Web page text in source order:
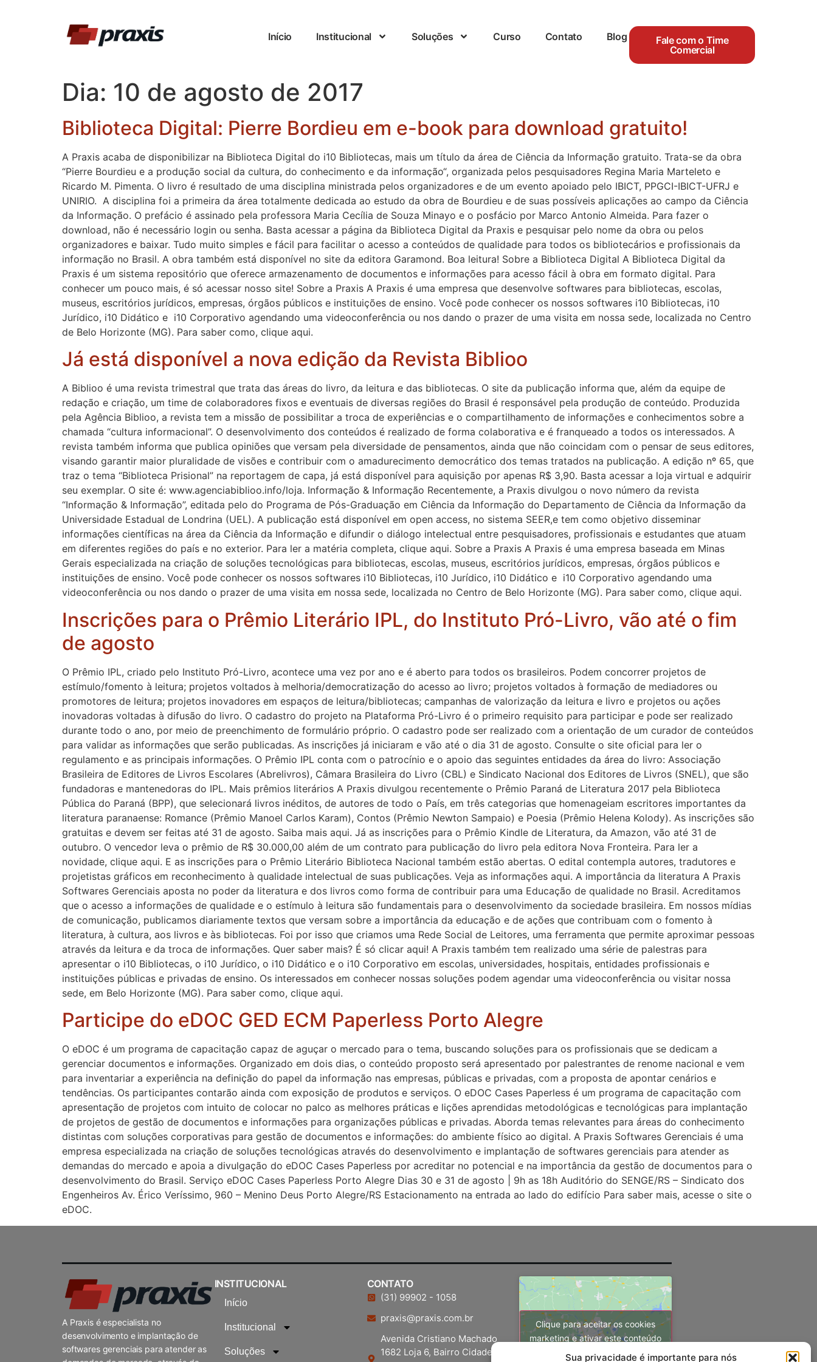
Sua privacidade é importante para nós
Início Institucional Soluções Curso Contato Blog
Fale com o Time
Comercial
Dia: 10 de agosto de 2017
Biblioteca Digital: Pierre Bordieu em e-book para download gratuito!
A Praxis acaba de disponibilizar na Biblioteca Digital do i10 Bibliotecas, mais um título da área de Ciência da Informação gratuito. Trata-se da obra
“Pierre Bourdieu e a produção social da cultura, do conhecimento e da informação“, organizada pelos pesquisadores Regina Maria Marteleto e
Ricardo M. Pimenta. O livro é resultado de uma disciplina ministrada pelos organizadores e de um evento apoiado pelo IBICT, PPGCI-IBICT-UFRJ e
UNIRIO. A disciplina foi a primeira da área totalmente dedicada ao estudo da obra de Bourdieu e de suas possíveis aplicações ao campo da Ciência
da Informação. O prefácio é assinado pela professora Maria Cecília de Souza Minayo e o posfácio por Marco Antonio Almeida. Para fazer o
download, não é necessário login ou senha. Basta acessar a página da Biblioteca Digital da Praxis e pesquisar pelo nome da obra ou pelos
organizadores e baixar. Tudo muito simples e fácil para facilitar o acesso a conteúdos de qualidade para todos os bibliotecários e profissionais da
informação no Brasil. A obra também está disponível no site da editora Garamond. Boa leitura! Sobre a Biblioteca Digital A Biblioteca Digital da
Praxis é um sistema repositório que oferece armazenamento de documentos e informações para acesso fácil à obra em formato digital. Para
conhecer um pouco mais, é só acessar nosso site! Sobre a Praxis A Praxis é uma empresa que desenvolve softwares para bibliotecas, escolas,
museus, escritórios jurídicos, empresas, órgãos públicos e instituições de ensino. Você pode conhecer os nossos softwares i10 Bibliotecas, i10
Jurídico, i10 Didático e i10 Corporativo agendando uma videoconferência ou nos dando o prazer de uma visita em nossa sede, localizada no Centro
de Belo Horizonte (MG). Para saber como, clique aqui.
Já está disponível a nova edição da Revista Biblioo
A Biblioo é uma revista trimestral que trata das áreas do livro, da leitura e das bibliotecas. O site da publicação informa que, além da equipe de
redação e criação, um time de colaboradores fixos e eventuais de diversas regiões do Brasil é responsável pela produção de conteúdo. Produzida
pela Agência Biblioo, a revista tem a missão de possibilitar a troca de experiências e o compartilhamento de informações e conhecimentos sobre a
chamada “cultura informacional”. O desenvolvimento dos conteúdos é realizado de forma colaborativa e é franqueado a todos os interessados. A
revista também informa que publica opiniões que versam pela diversidade de pensamentos, ainda que não coincidam com o pensar de seus editores,
visando garantir maior pluralidade de visões e contribuir com o amadurecimento democrático dos temas tratados na publicação. A edição nº 65, que
traz o tema “Biblioteca Prisional” na reportagem de capa, já está disponível para aquisição por apenas R$ 3,90. Basta acessar a loja virtual e adquirir
seu exemplar. O site é: www.agenciabiblioo.info/loja. Informação & Informação Recentemente, a Praxis divulgou o novo número da revista
“Informação & Informação”, editada pelo do Programa de Pós-Graduação em Ciência da Informação do Departamento de Ciência da Informação da
Universidade Estadual de Londrina (UEL). A publicação está disponível em open access, no sistema SEER,e tem como objetivo disseminar
informações científicas na área da Ciência da Informação e difundir o diálogo intelectual entre pesquisadores, profissionais e estudantes que atuam
em diferentes regiões do país e no exterior. Para ler a matéria completa, clique aqui. Sobre a Praxis A Praxis é uma empresa baseada em Minas
Gerais especializada na criação de soluções tecnológicas para bibliotecas, escolas, museus, escritórios jurídicos, empresas, órgãos públicos e
instituições de ensino. Você pode conhecer os nossos softwares i10 Bibliotecas, i10 Jurídico, i10 Didático e i10 Corporativo agendando uma
videoconferência ou nos dando o prazer de uma visita em nossa sede, localizada no Centro de Belo Horizonte (MG). Para saber como, clique aqui.
Inscrições para o Prêmio Literário IPL, do Instituto Pró-Livro, vão até o fim
de agosto
O Prêmio IPL, criado pelo Instituto Pró-Livro, acontece uma vez por ano e é aberto para todos os brasileiros. Podem concorrer projetos de
estímulo/fomento à leitura; projetos voltados à melhoria/democratização do acesso ao livro; projetos voltados à formação de mediadores ou
promotores de leitura; projetos inovadores em espaços de leitura/bibliotecas; campanhas de valorização da leitura e livro e projetos ou ações
inovadoras voltadas à difusão do livro. O cadastro do projeto na Plataforma Pró-Livro é o primeiro requisito para participar e pode ser realizado
durante todo o ano, por meio de preenchimento de formulário próprio. O cadastro pode ser realizado com a orientação de um curador de conteúdos
para validar as informações que serão publicadas. As inscrições já iniciaram e vão até o dia 31 de agosto. Consulte o site oficial para ler o
regulamento e as principais informações. O Prêmio IPL conta com o patrocínio e o apoio das seguintes entidades da área do livro: Associação
Brasileira de Editores de Livros Escolares (Abrelivros), Câmara Brasileira do Livro (CBL) e Sindicato Nacional dos Editores de Livros (SNEL), que são
fundadoras e mantenedoras do IPL. Mais prêmios literários A Praxis divulgou recentemente o Prêmio Paraná de Literatura 2017 pela Biblioteca
Pública do Paraná (BPP), que selecionará livros inéditos, de autores de todo o País, em três categorias que homenageiam escritores importantes da
literatura paranaense: Romance (Prêmio Manoel Carlos Karam), Contos (Prêmio Newton Sampaio) e Poesia (Prêmio Helena Kolody). As inscrições são
gratuitas e devem ser feitas até 31 de agosto. Saiba mais aqui. Já as inscrições para o Prêmio Kindle de Literatura, da Amazon, vão até 31 de
outubro. O vencedor leva o prêmio de R$ 30.000,00 além de um contrato para publicação do livro pela editora Nova Fronteira. Para ler a
novidade, clique aqui. E as inscrições para o Prêmio Literário Biblioteca Nacional também estão abertas. O edital contempla autores, tradutores e
projetistas gráficos em reconhecimento à qualidade intelectual de suas publicações. Veja as informações aqui. A importância da literatura A Praxis
Softwares Gerenciais aposta no poder da literatura e dos livros como forma de contribuir para uma Educação de qualidade no Brasil. Acreditamos
que o acesso a informações de qualidade e o estímulo à leitura são fundamentais para o desenvolvimento da sociedade brasileira. Em nossos mídias
de comunicação, publicamos diariamente textos que versam sobre a importância da educação e de ações que contribuam com o fomento à
literatura, à cultura, aos livros e às bibliotecas. Foi por isso que criamos uma Rede Social de Leitores, uma ferramenta que permite aproximar pessoas
através da leitura e da troca de informações. Quer saber mais? É só clicar aqui! A Praxis também tem realizado uma série de palestras para
apresentar o i10 Bibliotecas, o i10 Jurídico, o i10 Didático e o i10 Corporativo em escolas, universidades, hospitais, entidades profissionais e
instituições públicas e privadas de ensino. Os interessados em conhecer nossas soluções podem agendar uma videoconferência ou visitar nossa
sede, em Belo Horizonte (MG). Para saber como, clique aqui.
Participe do eDOC GED ECM Paperless Porto Alegre
O eDOC é um programa de capacitação capaz de aguçar o mercado para o tema, buscando soluções para os profissionais que se dedicam a
gerenciar documentos e informações. Organizado em dois dias, o conteúdo proposto será apresentado por palestrantes de renome nacional e vem
para inventariar a experiência na definição do papel da informação nas empresas, públicas e privadas, com a proposta de apontar cenários e
tendências. Os participantes contarão ainda com exposição de produtos e serviços. O eDOC Cases Paperless é um programa de capacitação com
apresentação de projetos com intuito de colocar no palco as melhores práticas e lições aprendidas metodológicas e tecnológicas para implantação
de projetos de gestão de documentos e informações para organizações públicas e privadas. Aborda temas relevantes para áreas do conhecimento
distintas com soluções corporativas para gestão de documentos e informações: do ambiente físico ao digital. A Praxis Softwares Gerenciais é uma
empresa especializada na criação de soluções tecnológicas através do desenvolvimento e implantação de softwares gerenciais para atender as
demandas do mercado e apoia a divulgação do eDOC Cases Paperless por acreditar no potencial e na importância da gestão de documentos para o
desenvolvimento do Brasil. Serviço eDOC Cases Paperless Porto Alegre Dias 30 e 31 de agosto | 9h as 18h Auditório do SENGE/RS – Sindicato dos
Engenheiros Av. Érico Veríssimo, 960 – Menino Deus Porto Alegre/RS Estacionamento na entrada ao lado do edifício Para saber mais, acesse o site o
eDOC.
A Praxis é especialista no
desenvolvimento e implantação de
softwares gerenciais para atender as
INSTITUCIONAL
Início
Institucional
Soluções
CONTATO
(31) 99902 - 1058
praxis@praxis.com.br
Avenida Cristiano Machado
1682 Loja 6, Bairro Cidade Nova,
Clique para aceitar os cookies
marketing e ativar este conteúdo